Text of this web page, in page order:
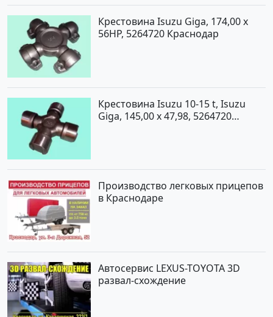
Крестовина Isuzu Giga, 174,00 x
56HP, 5264720 Краснодар
Крестовина Isuzu 10-15 t, Isuzu
Giga, 145,00 x 47,98, 5264720
Производство легковых прицепов
в Краснодаре
Автосервис LEXUS-TOYOTA 3D
развал-схождение